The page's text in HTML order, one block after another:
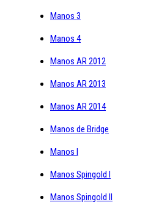
Manos 3
Manos 4
Manos AR 2012
Manos AR 2013
Manos AR 2014
Manos de Bridge
Manos I
Manos Spingold I
Manos Spingold II